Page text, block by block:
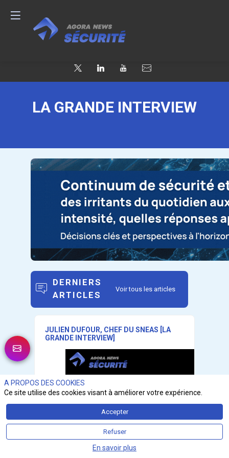
LA GRANDE INTERVIEW
DERNIERS
ARTICLES
Voir tous les articles
JULIEN DUFOUR, CHEF DU SNEAS [LA
GRANDE INTERVIEW]
A PROPOS DES COOKIES
Ce site utilise des cookies visant à améliorer votre expérience.
Accepter
Refuser
En savoir plus